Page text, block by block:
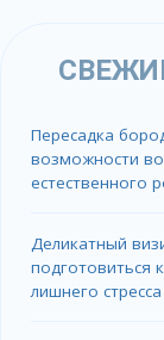
Пересадка
возможности
естественного
Деликатный
подготовиться
лишнего стресса